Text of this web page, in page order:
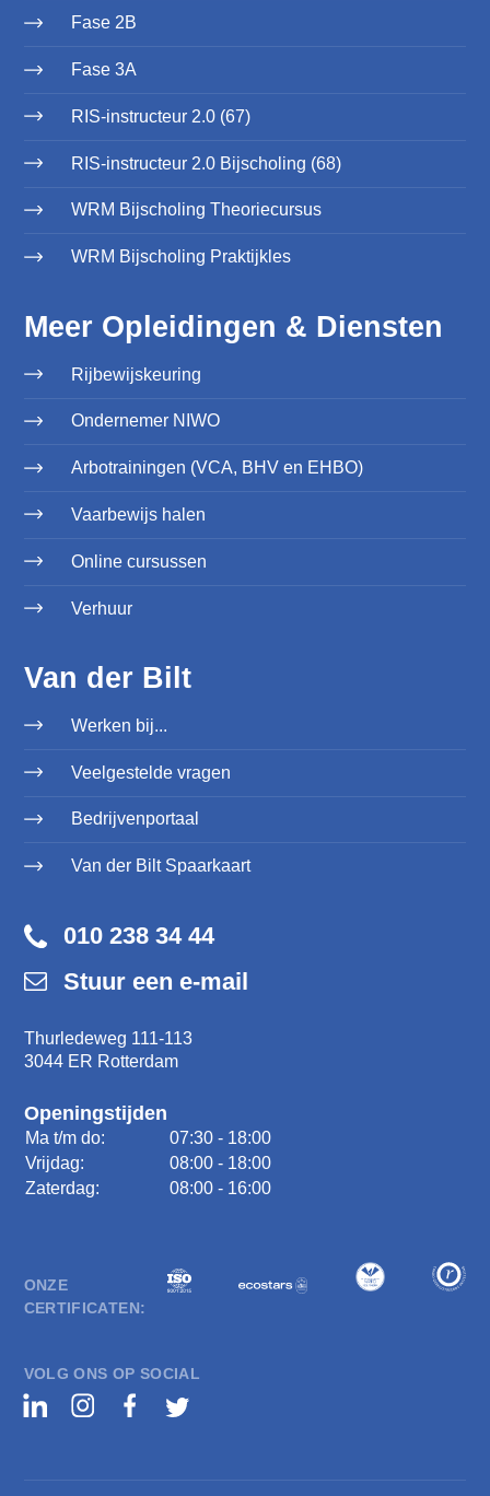
Fase 2B
Fase 3A
RIS-instructeur 2.0 (67)
RIS-instructeur 2.0 Bijscholing (68)
WRM Bijscholing Theoriecursus
WRM Bijscholing Praktijkles
Meer Opleidingen & Diensten
Rijbewijskeuring
Ondernemer NIWO
Arbotrainingen (VCA, BHV en EHBO)
Vaarbewijs halen
Online cursussen
Verhuur
Van der Bilt
Werken bij...
Veelgestelde vragen
Bedrijvenportaal
Van der Bilt Spaarkaart
010 238 34 44
Stuur een e-mail
Thurledeweg 111-113
3044 ER Rotterdam
Openingstijden
Ma t/m do:
07:30 - 18:00
Vrijdag:
08:00 - 18:00
Zaterdag:
08:00 - 16:00
ONZE
CERTIFICATEN:
VOLG ONS OP SOCIAL